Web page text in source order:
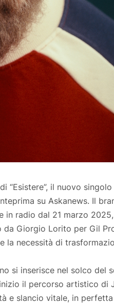
“Esistere”, il nuovo
su Askanews. Il
in radio dal 21 marzo
da Giorgio Lorito per Gil
la necessità di
si inserisce nel solco
il percorso artistico di
e slancio vitale, in